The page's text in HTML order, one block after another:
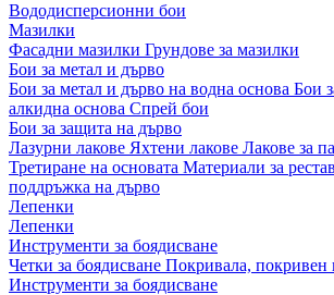
Вододисперсионни бои
Мазилки
Фасадни мазилки Грундове за мазилки
Бои за метал и дърво
Бои за метал и дърво на водна основа Бои
алкидна основа Спрей бои
Бои за защита на дърво
Лазурни лакове Яхтени лакове Лакове за
Третиране на основата Материали за
поддръжка на дърво
Лепенки
Лепенки
Инструменти за боядисване
Четки за боядисване Покривала, покривен
Инструменти за боядисване